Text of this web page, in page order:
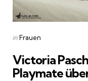
Categories
Posted
inFrauen
Victoria
Playmate